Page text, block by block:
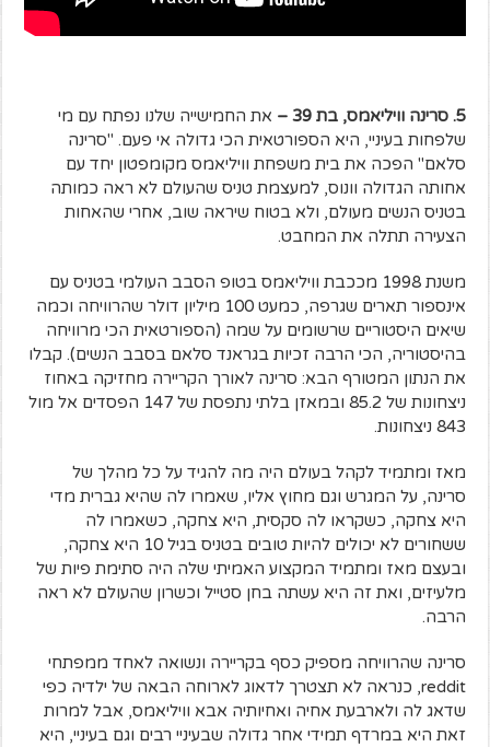
5. סרינה וויליאמס, בת 39 –
את החמישייה שלנו נפתח עם מי
שלפחות בעיניי, היא הספורטאית הכי גדולה אי פעם. "סרינה
סלאם" הפכה את בית משפחת וויליאמס מקומפטון יחד עם
אחותה הגדולה וונוס, למעצמת טניס שהעולם לא ראה כמותה
בטניס הנשים מעולם, ולא בטוח שיראה שוב, אחרי שהאחות
הצעירה תתלה את המחבט.
משנת 1998 מככבת וויליאמס בטופ הסבב העולמי בטניס עם
אינספור תארים שגרפה, כמעט 100 מיליון דולר שהרוויחה וכמה
שיאים היסטוריים שרשומים על שמה (הספורטאית הכי מרוויחה
בהיסטוריה, הכי הרבה זכיות בגראנד סלאם בסבב הנשים). קבלו
את הנתון המטורף הבא: סרינה לאורך הקריירה מחזיקה באחוז
ניצחונות של 85.2 ובמאזן בלתי נתפסת של 147 הפסדים אל מול
843 ניצחונות.
מאז ומתמיד לקהל בעולם היה מה להגיד על כל מהלך של
סרינה, על המגרש וגם מחוץ אליו, שאמרו לה שהיא גברית מדי
היא צחקה, כשקראו לה סקסית, היא צחקה, כשאמרו לה
ששחורים לא יכולים להיות טובים בטניס בגיל 10 היא צחקה,
ובעצם מאז ומתמיד המקצוע האמיתי שלה היה סתימת פיות של
מלעיזים, ואת זה היא עשתה בחן סטייל וכשרון שהעולם לא ראה
הרבה.
סרינה שהרוויחה מספיק כסף בקריירה ונשואה לאחד ממפתחי
reddit, כנראה לא תצטרך לדאוג לארוחה הבאה של ילדיה כפי
שדאג לה ולארבעת אחיה ואחיותיה אבא וויליאמס, אבל למרות
זאת היא במרדף תמידי אחר גדולה שבעיניי רבים וגם בעיניי, היא